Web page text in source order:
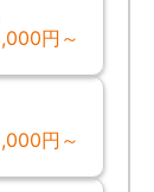
円～
円～